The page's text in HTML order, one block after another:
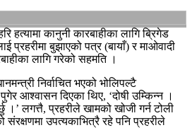
हत्यामा कानुनी कारबाहीका लागि ब्रिगेड
प्रहरीमा बुझाएको पत्र (बायाँ) र माओवादी
लागि गरेको सहमति ।
निर्वाचित भएको भोलिपल्टै
आश्वासन दिएका थिए, ‘दोषी उम्किन्‍न ।
लगत्तै, प्रहरीले खामको खोजी गर्न टोली
संरक्षणमा उपत्यकाभित्रै रहे पनि प्रहरीले